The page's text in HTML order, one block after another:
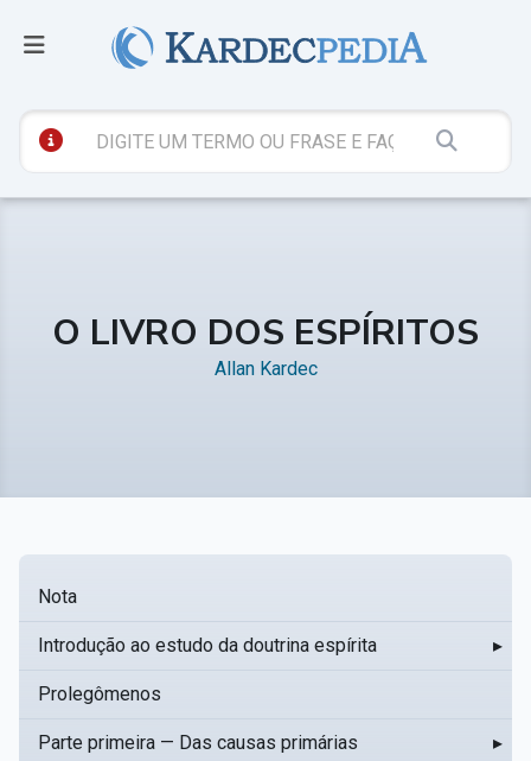
O LIVRO DOS ESPÍRITOS
Allan Kardec
Nota
Introdução ao estudo da doutrina espírita ▸
Prolegômenos
Parte primeira — Das causas primárias ▸